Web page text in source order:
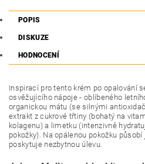
POPIS
DISKUZE
HODNOCENÍ
Inspirací pro tento krém po opalování
osvěžujícího nápoje - oblíbeného
organickou mátu (se silnými
extrakt z cukrové třtiny (bohatý na
kolagenu) a limetku (intenzivně
pokožky). Na opálenou pokožku
poskytuje nezbytnou úlevu.